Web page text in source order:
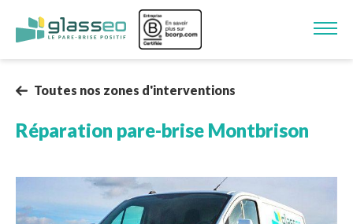
Aller au contenu principal
Image
Toutes nos zones d'interventions
Réparation pare-brise Montbrison